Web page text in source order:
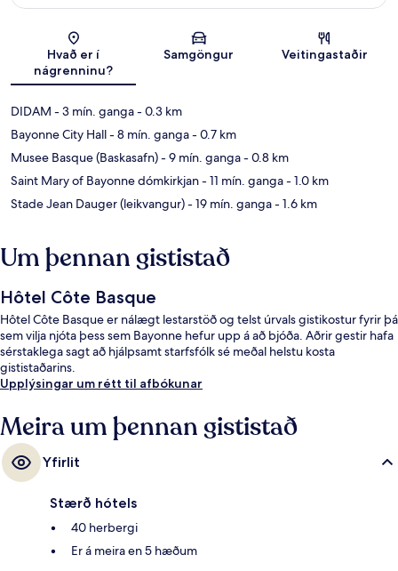
Kort
Hvað er í
nágrenninu?
Samgöngur Veitingastaðir
DIDAM - 3 mín. ganga- 0.3 km
Bayonne City Hall- 8 mín. ganga- 0.7 km
Musee Basque (Baskasafn)- 9 mín. ganga- 0.8 km
Saint Mary of Bayonne dómkirkjan- 11 mín. ganga- 1.0 km
Stade Jean Dauger (leikvangur)- 19 mín. ganga- 1.6 km
Um þennan gististað
Hôtel Côte Basque
Hôtel Côte Basque er nálægt lestarstöð og telst úrvals gistikostur fyrir þá
sem vilja njóta þess sem Bayonne hefur upp á að bjóða. Aðrir gestir hafa
sérstaklega sagt að hjálpsamt starfsfólk sé meðal helstu kosta
gististaðarins.
Upplýsingar um rétt til afbókunar
Meira um þennan gististað
Yfirlit
Stærð hótels
40 herbergi
Er á meira en 5 hæðum